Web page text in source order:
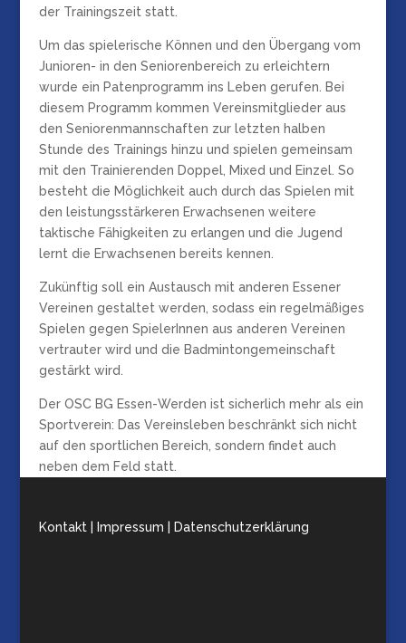
der Trainingszeit statt.
Um das spielerische Können und den Übergang vom
Junioren- in den Seniorenbereich zu erleichtern
wurde ein Patenprogramm ins Leben gerufen. Bei
diesem Programm kommen Vereinsmitglieder aus
den Seniorenmannschaften zur letzten halben
Stunde des Trainings hinzu und spielen gemeinsam
mit den Trainierenden Doppel, Mixed und Einzel. So
besteht die Möglichkeit auch durch das Spielen mit
den leistungsstärkeren Erwachsenen weitere
taktische Fähigkeiten zu erlangen und die Jugend
lernt die Erwachsenen bereits kennen.
Zukünftig soll ein Austausch mit anderen Essener
Vereinen gestaltet werden, sodass ein regelmäßiges
Spielen gegen SpielerInnen aus anderen Vereinen
vertrauter wird und die Badmintongemeinschaft
gestärkt wird.
Der OSC BG Essen-Werden ist sicherlich mehr als ein
Sportverein: Das Vereinsleben beschränkt sich nicht
auf den sportlichen Bereich, sondern findet auch
neben dem Feld statt.
Kontakt | Impressum | Datenschutzerklärung